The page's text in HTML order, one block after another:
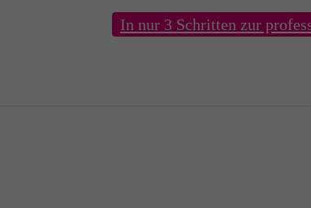
In nur 3 Schritten zur